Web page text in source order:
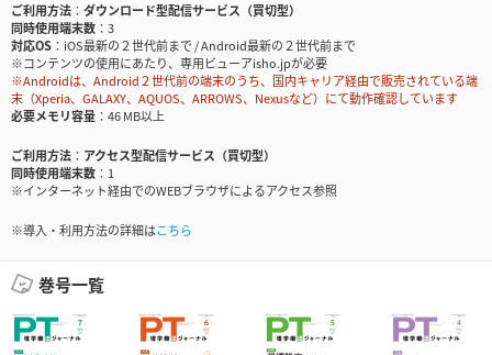
ご利用方法
ダウンロード型配信サービス（買切型）
同時使用端末数
3
対応OS
iOS最新の２世代前まで / Android最新の２世代前まで
※コンテンツの使用にあたり、専用ビューアisho.jpが必要
※Androidは、Android２世代前の端末のうち、国内キャリア経由で販売されている端
末（Xperia、GALAXY、AQUOS、ARROWS、Nexusなど）にて動作確認しています
必要メモリ容量
46 MB以上
ご利用方法
アクセス型配信サービス（買切型）
同時使用端末数
1
※インターネット経由でのWEBブラウザによるアクセス参照
※導入・利用方法の詳細はこちら
巻号一覧